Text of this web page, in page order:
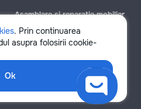
. Prin continuarea
asupra folosirii cookie-
Ok
Asamblare și reparație mobilier
Chișinău
Botanica